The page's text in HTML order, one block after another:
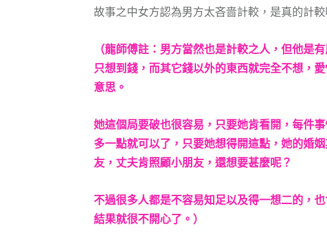
故事之中女方認為男方太吝啬計較，是真的計
（龍師傅註：男方當然也是計較之人，但他是
只想到錢，而其它錢以外的東西就完全不想，
意思。
她這個局要破也很容易，只要她肯看開，每件
多一點就可以了，只要她想得開這點，她的婚
友，丈夫肯照顧小朋友，還想要甚麼呢？
不過很多人都是不容易知足以及得一想二的，
結果就很不開心了。）